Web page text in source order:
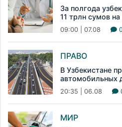
За полгода
11 трлн сумов
09:00 | 07.08
ПРАВО
В Узбекистане
автомобильных
20:35 | 06.08
МИР